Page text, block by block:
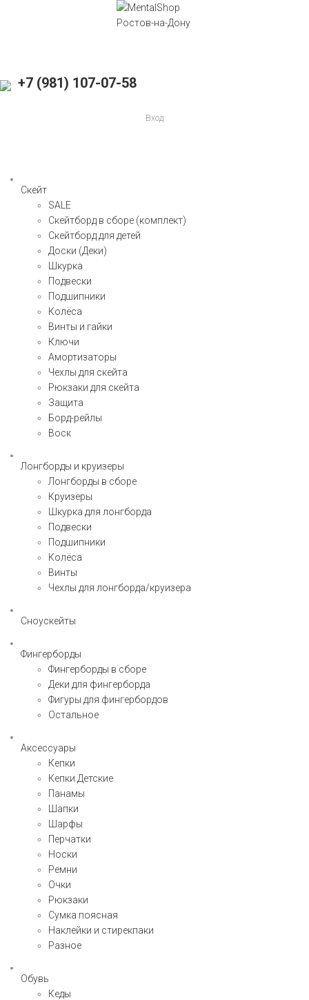
+7 (981) 107-07-58
Вход
Скейт
SALE
Скейтборд в сборе (комплект)
Скейтборд для детей
Доски (Деки)
Шкурка
Подвески
Подшипники
Колёса
Винты и гайки
Ключи
Амортизаторы
Чехлы для скейта
Рюкзаки для скейта
Защита
Борд-рейлы
Воск
Лонгборды и круизеры
Лонгборды в сборе
Круизеры
Шкурка для лонгборда
Подвески
Подшипники
Колёса
Винты
Чехлы для лонгборда/круизера
Сноускейты
Фингерборды
Фингерборды в сборе
Деки для фингерборда
Фигуры для фингербордов
Остальное
Аксессуары
Кепки
Кепки Детские
Панамы
Шапки
Шарфы
Перчатки
Носки
Ремни
Очки
Рюкзаки
Сумка поясная
Наклейки и стирекпаки
Разное
Обувь
Кеды